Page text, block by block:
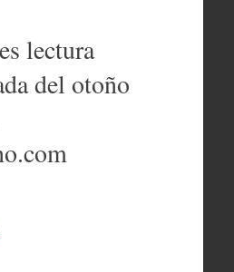
lectura
del otoño